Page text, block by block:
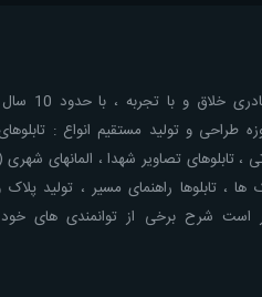
کانون اشراق ، دارای
طراحی و تولید مستقیم انواع :
، تابلوهای تصاویر شهدا ، المانهای
ها ، تابلوها راهنمای مسیر ، تولید
است شرح برخی از توانمندی های خود